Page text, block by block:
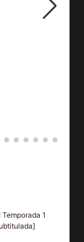
Temporada 1